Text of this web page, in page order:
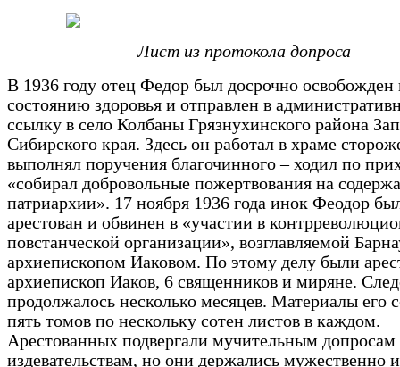
Лист из протокола допроса
В 1936 году отец Федор был досрочно освобожден
состоянию здоровья и отправлен в
ссылку в село Колбаны Грязнухинского района
Сибирского края. Здесь он работал в храме
выполнял поручения благочинного – ходил по
«собирал добровольные пожертвования на
патриархии». 17 ноября 1936 года инок Феодор
арестован и обвинен в «участии в
повстанческой организации», возглавляемой
архиепископом Иаковом. По этому делу были
архиепископ Иаков, 6 священников и миряне.
продолжалось несколько месяцев. Материалы его
пять томов по нескольку сотен листов в каждом.
Арестованных подвергали мучительным допросам
издевательствам, но они держались мужественно